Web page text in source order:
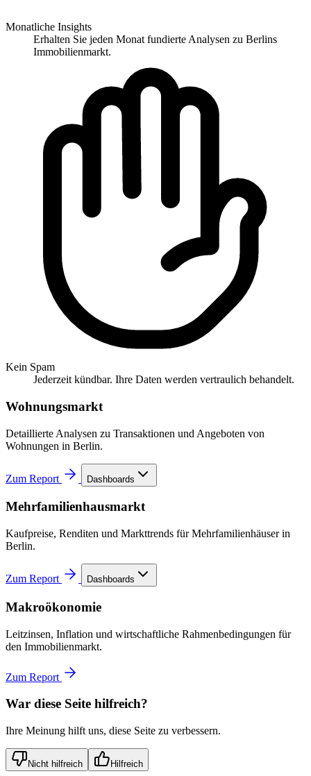
Monatliche Insights
Erhalten Sie jeden Monat fundierte Analysen zu Berlins
Immobilienmarkt.
Kein Spam
Jederzeit kündbar. Ihre Daten werden vertraulich behandelt.
Wohnungsmarkt
Detaillierte Analysen zu Transaktionen und Angeboten von
Wohnungen in Berlin.
Zum Report Dashboards
Mehrfamilienhausmarkt
Kaufpreise, Renditen und Markttrends für Mehrfamilienhäuser in
Berlin.
Zum Report Dashboards
Makroökonomie
Leitzinsen, Inflation und wirtschaftliche Rahmenbedingungen für
den Immobilienmarkt.
Zum Report
War diese Seite hilfreich?
Ihre Meinung hilft uns, diese Seite zu verbessern.
Nicht hilfreich Hilfreich